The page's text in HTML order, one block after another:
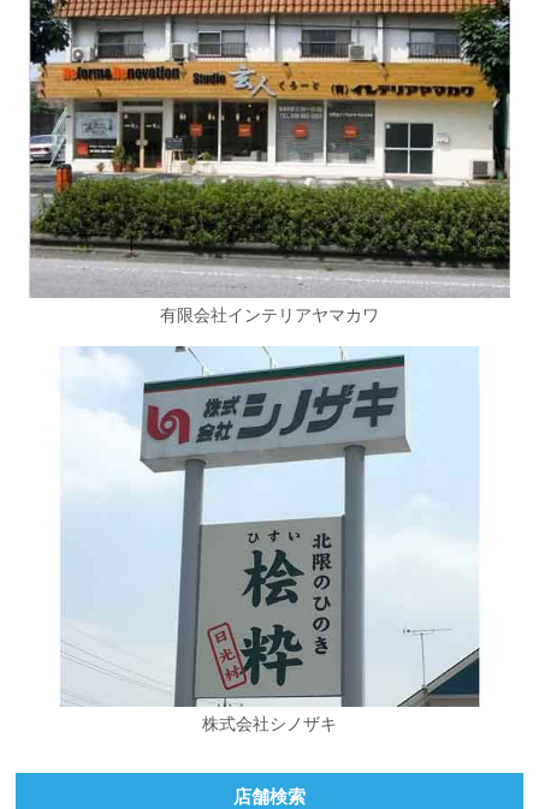
有限会社インテリアヤマカワ
株式会社シノザキ
店舗検索